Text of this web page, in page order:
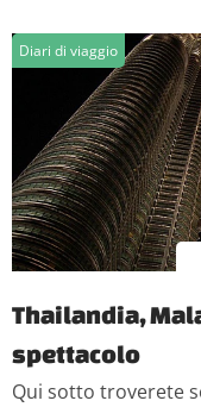
Diari di viaggio
Thailandia,
spettacolo
Qui sotto troverete